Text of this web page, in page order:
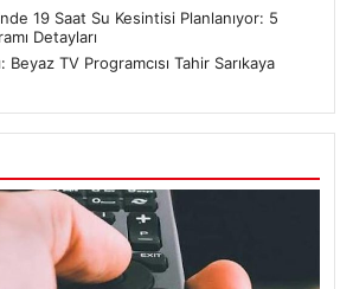
19 Saat Su Kesintisi Planlanıyor: 5
Detayları
Beyaz TV Programcısı Tahir Sarıkaya